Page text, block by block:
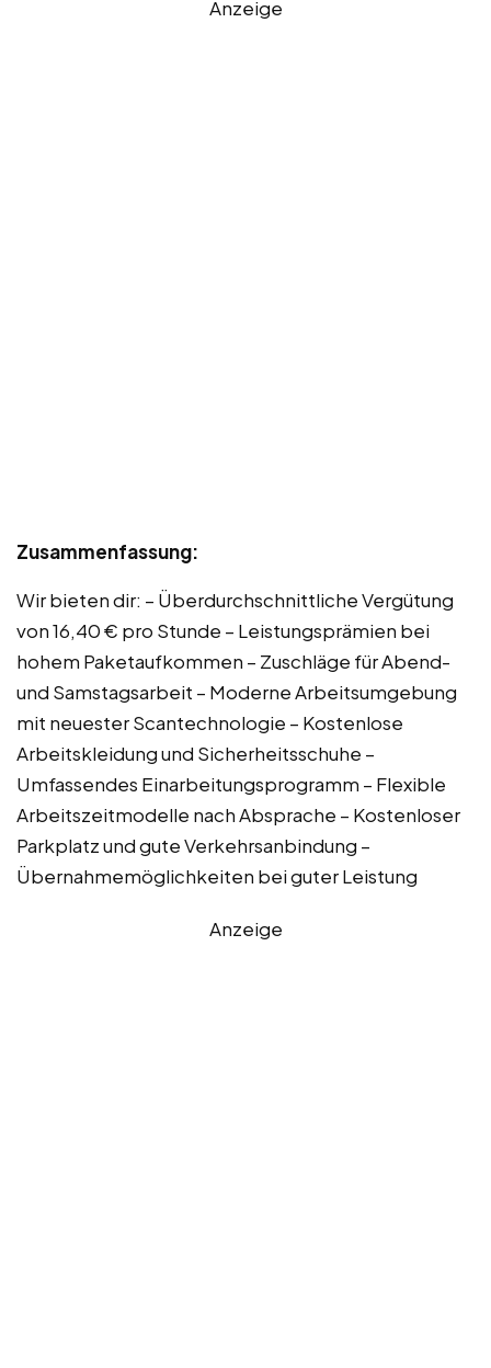
Anzeige
Zusammenfassung:
Wir bieten dir: – Überdurchschnittliche Vergütung
von 16,40 € pro Stunde – Leistungsprämien bei
hohem Paketaufkommen – Zuschläge für Abend-
und Samstagsarbeit – Moderne Arbeitsumgebung
mit neuester Scantechnologie – Kostenlose
Arbeitskleidung und Sicherheitsschuhe –
Umfassendes Einarbeitungsprogramm – Flexible
Arbeitszeitmodelle nach Absprache – Kostenloser
Parkplatz und gute Verkehrsanbindung –
Übernahmemöglichkeiten bei guter Leistung
Anzeige